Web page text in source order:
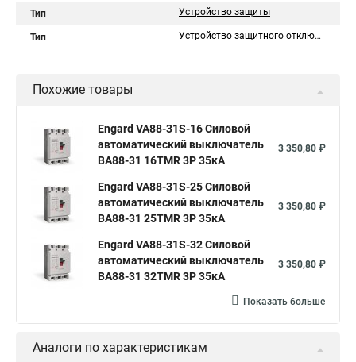
Тип Устройство защиты
Тип Устройство защитного отключения
Похожие товары
Engard VA88-31S-16 Силовой
автоматический выключатель
ВА88-31 16TMR 3P 35кА
3 350,80 ₽
Engard VA88-31S-25 Силовой
автоматический выключатель
ВА88-31 25TMR 3P 35кА
3 350,80 ₽
Engard VA88-31S-32 Силовой
автоматический выключатель
ВА88-31 32TMR 3P 35кА
3 350,80 ₽
Показать больше
Аналоги по характеристикам